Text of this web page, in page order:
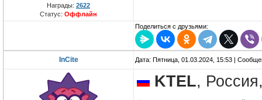
Награды: 2622
Статус: Оффлайн
Поделиться с друзьями:
InCite Дата: Пятница, 01.03.2024, 15:53 |
KTEL,